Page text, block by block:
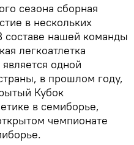
сезона сборная
в нескольких
составе нашей команды
легкоатлетка
одной
в прошлом году,
Кубок
в семиборье,
чемпионате